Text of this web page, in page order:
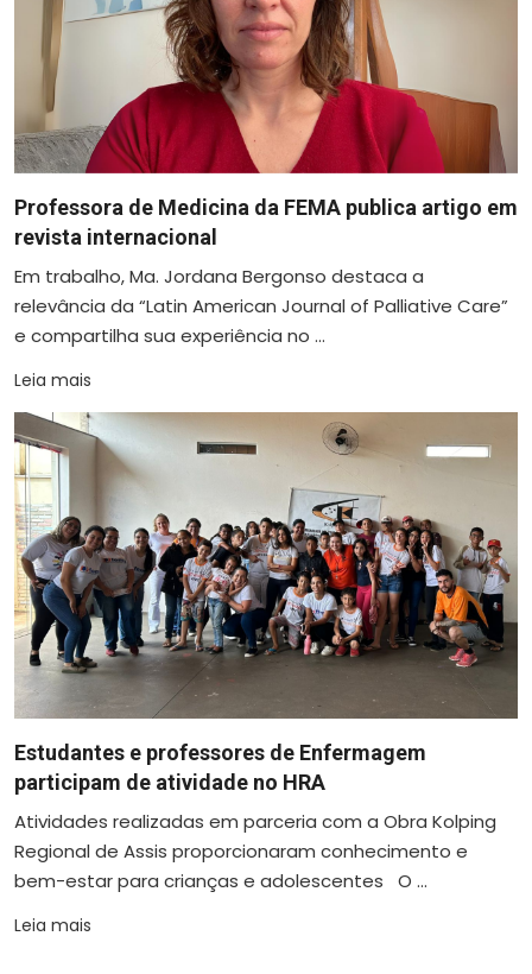
Professora de Medicina da FEMA publica artigo em
revista internacional
Em trabalho, Ma. Jordana Bergonso destaca a
relevância da “Latin American Journal of Palliative Care”
e compartilha sua experiência no ...
Leia mais
Estudantes e professores de Enfermagem
participam de atividade no HRA
Atividades realizadas em parceria com a Obra Kolping
Regional de Assis proporcionaram conhecimento e
bem-estar para crianças e adolescentes O ...
Leia mais